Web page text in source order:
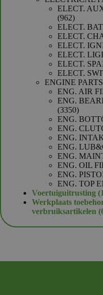
ELECT.
962962
ELECT.
ELECT.
ELECT.
ELECT.
ELECT.
ELECT.
ENGINE PARTS
ENG. AIR
ENG.
33503350
ENG.
ENG.
ENG.
ENG.
ENG.
ENG. OIL
ENG.
ENG. TOP
Voertuiguitrusting
Werkplaats
verbruiksartikelen